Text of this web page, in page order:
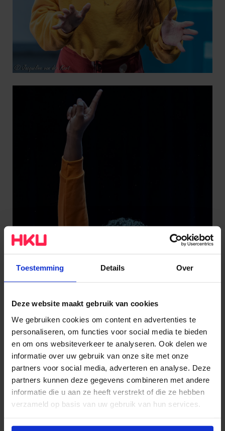
Toestemming Details Over
Deze website maakt gebruik van cookies
We gebruiken cookies om content en advertenties te
personaliseren, om functies voor social media te bieden
en om ons websiteverkeer te analyseren. Ook delen we
informatie over uw gebruik van onze site met onze
partners voor social media, adverteren en analyse. Deze
partners kunnen deze gegevens combineren met andere
informatie die u aan ze heeft verstrekt of die ze hebben
verzameld op basis van uw gebruik van hun services.
Wil je meer weten of de voorkeur aanpassen, bekijk dan